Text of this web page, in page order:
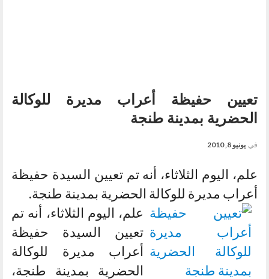
تعيين حفيظة أعراب مديرة للوكالة
الحضرية بمدينة طنجة
في يونيو 8, 2010
علم، اليوم الثلاثاء، أنه تم تعيين السيدة حفيظة
أعراب مديرة للوكالة الحضرية بمدينة طنجة.
علم، اليوم الثلاثاء، أنه تم
تعيين السيدة حفيظة
أعراب مديرة للوكالة
الحضرية بمدينة طنجة،